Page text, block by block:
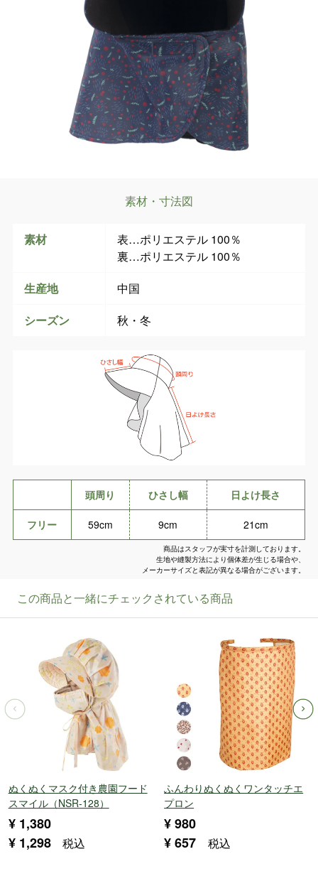
素材・寸法図
素材
表…ポリエステル 100％
裏…ポリエステル 100％
生産地
中国
シーズン
秋・冬
頭周り ひさし幅 日よけ長さ
フリー 59cm 9cm 21cm
商品はスタッフが実寸を計測しております。
生地や縫製方法により個体差が生じる場合や、
メーカーサイズと表記が異なる場合がございます。
ぬくぬくマスク付き農園フード
スマイル（NSR-128）
¥ 1,380
¥ 1,298 税込
ふんわりぬくぬくワンタッチエ
プロン
¥980
¥657 税込